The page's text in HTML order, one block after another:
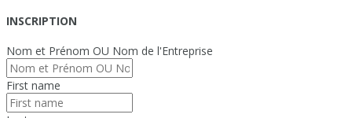
INSCRIPTION
Nom et Prénom OU Nom de l'Entreprise
First name